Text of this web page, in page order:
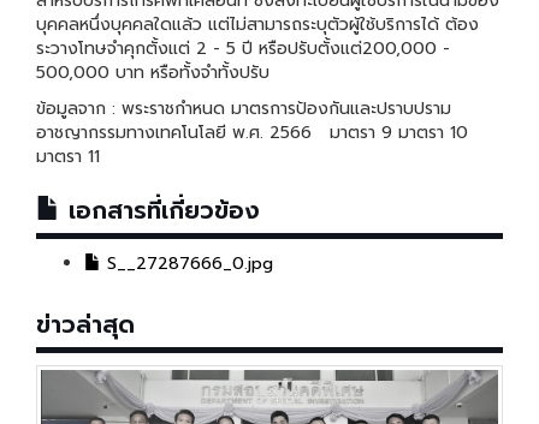
บุคคลหนึ่งบุคคลใดแล้ว แต่ไม่สามารถระบุตัวผู้ใช้บริการได้ ต้อง
ระวางโทษจำคุกตั้งแต่ 2 - 5 ปี หรือปรับตั้งแต่200,000 -
500,000 บาท หรือทั้งจำทั้งปรับ
ข้อมูลจาก : พระราชกำหนด มาตรการป้องกันและปราบปราม
อาชญากรรมทางเทคโนโลยี พ.ศ. 2566 มาตรา 9 มาตรา 10
มาตรา 11
เอกสารที่เกี่ยวข้อง
S__27287666_0.jpg
ข่าวล่าสุด